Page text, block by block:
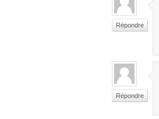
Répondre
Répondre